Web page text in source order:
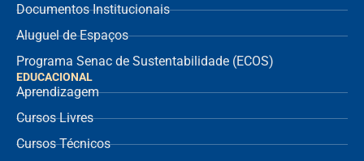
Documentos Institucionais
Aluguel de Espaços
Programa Senac de Sustentabilidade (ECOS)
EDUCACIONAL
Aprendizagem
Cursos Livres
Cursos Técnicos